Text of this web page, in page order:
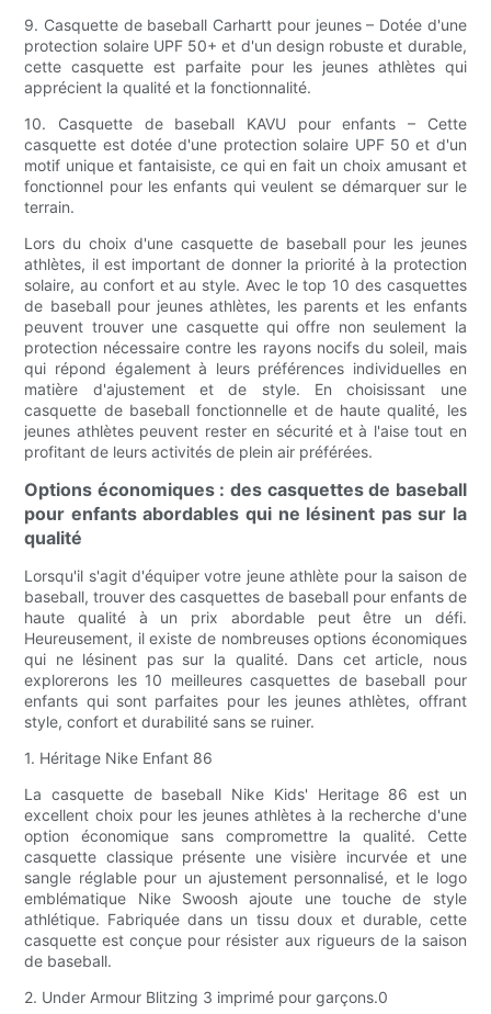
9. Casquette de baseball Carhartt pour jeunes – Dotée d'une
protection solaire UPF 50+ et d'un design robuste et durable,
cette casquette est parfaite pour les jeunes athlètes qui
apprécient la qualité et la fonctionnalité.
10. Casquette de baseball KAVU pour enfants – Cette
casquette est dotée d'une protection solaire UPF 50 et d'un
motif unique et fantaisiste, ce qui en fait un choix amusant et
fonctionnel pour les enfants qui veulent se démarquer sur le
terrain.
Lors du choix d'une casquette de baseball pour les jeunes
athlètes, il est important de donner la priorité à la protection
solaire, au confort et au style. Avec le top 10 des casquettes
de baseball pour jeunes athlètes, les parents et les enfants
peuvent trouver une casquette qui offre non seulement la
protection nécessaire contre les rayons nocifs du soleil, mais
qui répond également à leurs préférences individuelles en
matière d'ajustement et de style. En choisissant une
casquette de baseball fonctionnelle et de haute qualité, les
jeunes athlètes peuvent rester en sécurité et à l'aise tout en
profitant de leurs activités de plein air préférées.
Options économiques : des casquettes de baseball
pour enfants abordables qui ne lésinent pas sur la
qualité
Lorsqu'il s'agit d'équiper votre jeune athlète pour la saison de
baseball, trouver des casquettes de baseball pour enfants de
haute qualité à un prix abordable peut être un défi.
Heureusement, il existe de nombreuses options économiques
qui ne lésinent pas sur la qualité. Dans cet article, nous
explorerons les 10 meilleures casquettes de baseball pour
enfants qui sont parfaites pour les jeunes athlètes, offrant
style, confort et durabilité sans se ruiner.
1. Héritage Nike Enfant 86
La casquette de baseball Nike Kids' Heritage 86 est un
excellent choix pour les jeunes athlètes à la recherche d'une
option économique sans compromettre la qualité. Cette
casquette classique présente une visière incurvée et une
sangle réglable pour un ajustement personnalisé, et le logo
emblématique Nike Swoosh ajoute une touche de style
athlétique. Fabriquée dans un tissu doux et durable, cette
casquette est conçue pour résister aux rigueurs de la saison
de baseball.
2. Under Armour Blitzing 3 imprimé pour garçons.0